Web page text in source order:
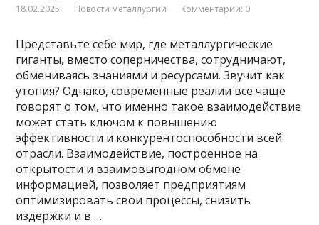
18.02.2025 Новости металлургии Комментарии: 0
Представьте себе мир, где металлургические
гиганты, вместо соперничества, сотрудничают,
обмениваясь знаниями и ресурсами. Звучит как
утопия? Однако, современные реалии всё чаще
говорят о том, что именно такое взаимодействие
может стать ключом к повышению
эффективности и конкурентоспособности всей
отрасли. Взаимодействие, построенное на
открытости и взаимовыгодном обмене
информацией, позволяет предприятиям
оптимизировать свои процессы, снизить
издержки и в …